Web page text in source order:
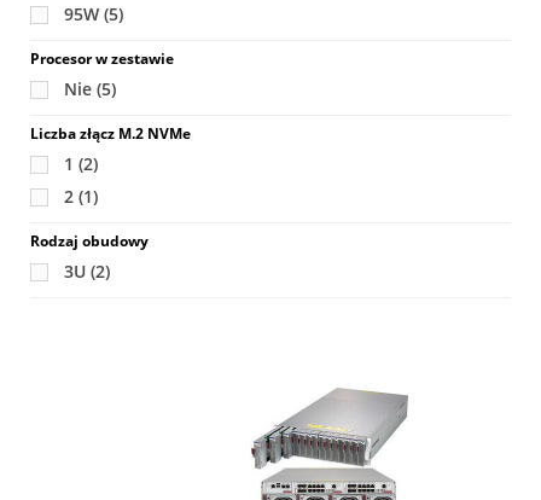
95W (5)
Procesor w zestawie
Nie (5)
Liczba złącz M.2 NVMe
1 (2)
2 (1)
Rodzaj obudowy
3U (2)